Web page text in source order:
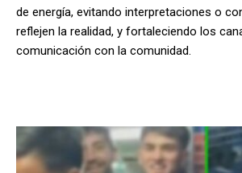
de energía, evitando interpretaciones o
reflejen la realidad, y fortaleciendo los
comunicación con la comunidad.